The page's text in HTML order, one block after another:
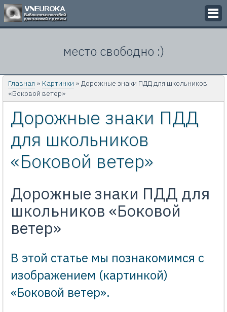
Кроссворды
Презентации
Задачи
Картинки
Контакты
место свободно :)
Главная » Картинки » Дорожные знаки ПДД для школьников
«Боковой ветер»
Дорожные знаки ПДД
для школьников
«Боковой ветер»
Дорожные знаки ПДД для
школьников «Боковой
ветер»
В этой статье мы познакомимся с
изображением (картинкой)
«Боковой ветер».